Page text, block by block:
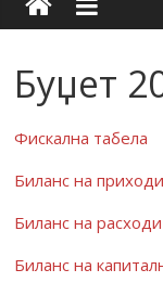
Буџет
Фискална табела
Биланс на приходи
Биланс на расходи
Биланс на